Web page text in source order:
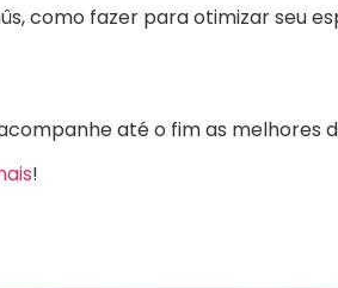
como fazer para otimizar seu
até o fim as melhores
!